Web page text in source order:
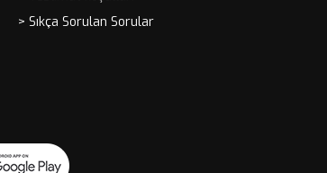
> Sıkça Sorulan Sorular